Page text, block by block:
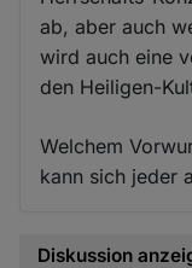
ab, aber auch
wird auch eine
den Heiligen-
Welchem
kann sich jeder
Diskussion